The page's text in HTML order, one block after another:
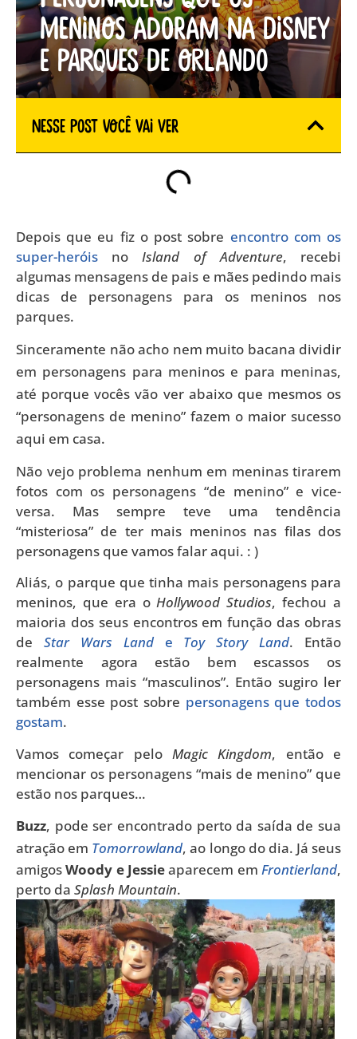
meninos adoram na Disney
e parques de Orlando
Nesse Post você vai ver
Depois que eu fiz o post sobre encontro com os
super-heróis noIsland of Adventure, recebi
algumas mensagens de pais e mães pedindo mais
dicas de personagens para os meninos nos
parques.
Sinceramente não acho nem muito bacana dividir
em personagens para meninos e para meninas,
até porque vocês vão ver abaixo que mesmos os
“personagens de menino” fazem o maior sucesso
aqui em casa.
Não vejo problema nenhum em meninas tirarem
fotos com os personagens “de menino” e vice-
versa. Mas sempre teve uma tendência
“misteriosa” de ter mais meninos nas filas dos
personagens que vamos falar aqui. : )
Aliás, o parque que tinha mais personagens para
meninos, que era oHollywood Studios, fechou a
maioria dos seus encontros em função das obras
de Star Wars Lande Toy Story Land. Então
realmente agora estão bem escassos os
personagens mais “masculinos”. Então sugiro ler
também esse post sobre personagens que todos
gostam.
Vamos começar pelo Magic Kingdom, então e
mencionar os personagens “mais de menino” que
estão nos parques…
Buzz, pode ser encontrado perto da saída de sua
atração em Tomorrowland, ao longo do dia. Já seus
amigosWoody e Jessieaparecem emFrontierland,
perto da Splash Mountain.